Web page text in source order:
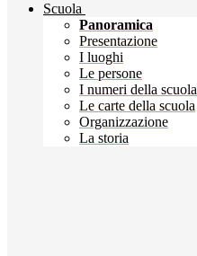
Scuola
Panoramica
Presentazione
I luoghi
Le persone
I numeri della scuola
Le carte della scuola
Organizzazione
La storia